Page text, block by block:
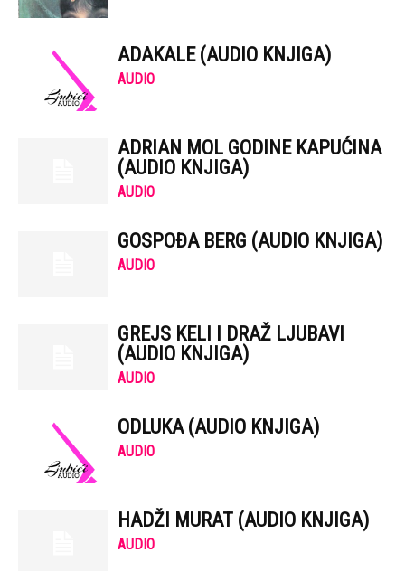
ADAKALE (AUDIO KNJIGA)
AUDIO
ADRIAN MOL GODINE KAPUĆINA
(AUDIO KNJIGA)
AUDIO
GOSPOĐA BERG (AUDIO KNJIGA)
AUDIO
GREJS KELI I DRAŽ LJUBAVI
(AUDIO KNJIGA)
AUDIO
ODLUKA (AUDIO KNJIGA)
AUDIO
HADŽI MURAT (AUDIO KNJIGA)
AUDIO